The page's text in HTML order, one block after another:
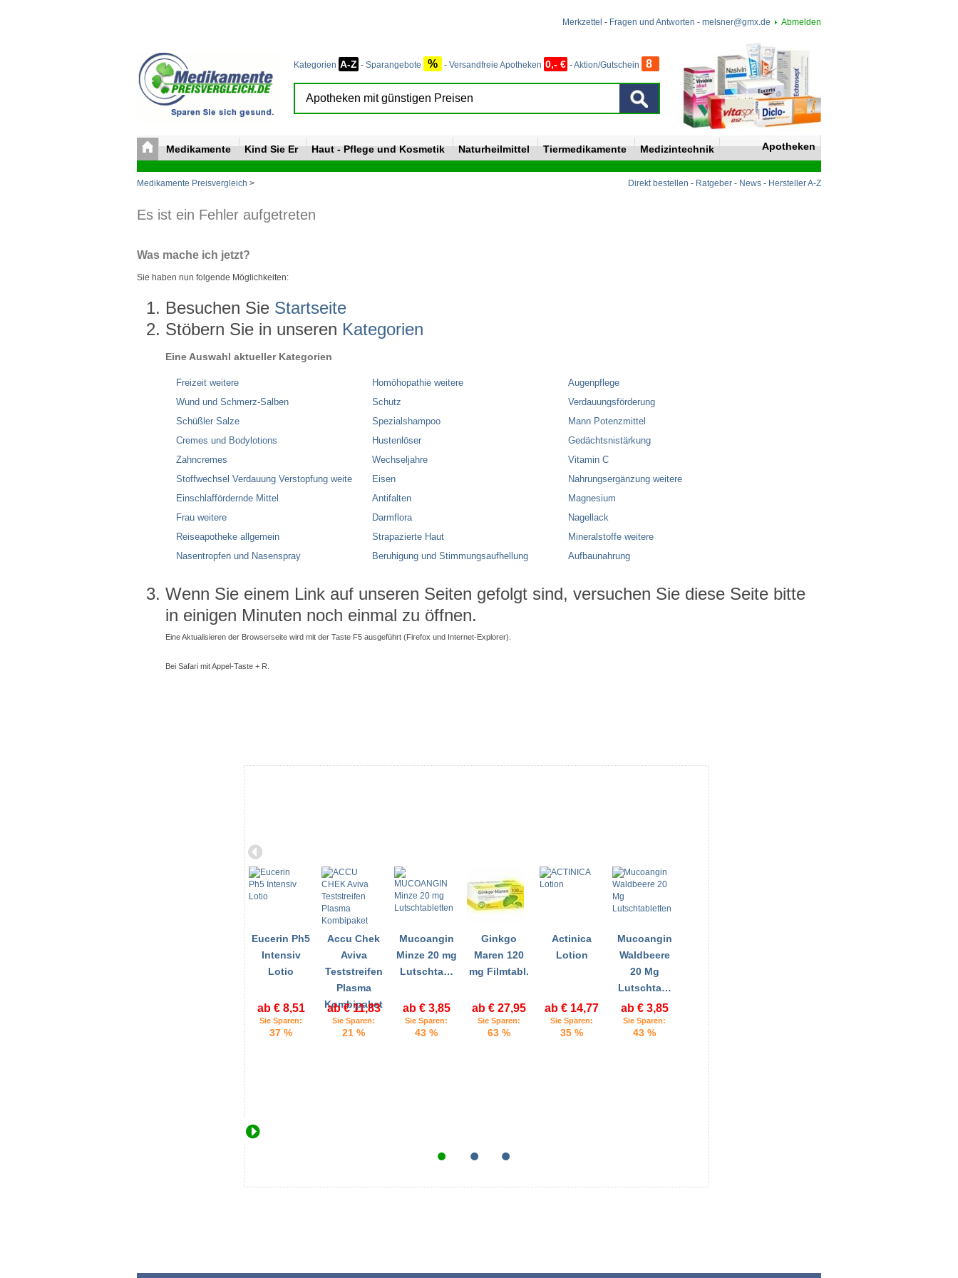
Merkzettel - Fragen und Antworten - melsner@gmx.de Abmelden
Kategorien A-Z - Sparangebote % - Versandfreie Apotheken 0,- € -Aktion/Gutschein 8
Medikamente Kind Sie Er Haut - Pflege und Kosmetik Naturheilmittel Tiermedikamente Medizintechnik Apotheken
Medikamente Preisvergleich > Direkt bestellen - Ratgeber - News - Hersteller A-Z
Es ist ein Fehler aufgetreten
Was mache ich jetzt?
Sie haben nun folgende Möglichkeiten:
Besuchen Sie Startseite
Stöbern Sie in unseren Kategorien
Eine Auswahl aktueller Kategorien
Freizeit weitere
Wund und Schmerz-Salben
Schüßler Salze
Cremes und Bodylotions
Zahncremes
Stoffwechsel Verdauung Verstopfung weite
Einschlaffördernde Mittel
Frau weitere
Reiseapotheke allgemein
Nasentropfen und Nasenspray
Homöhopathie weitere
Schutz
Spezialshampoo
Hustenlöser
Wechseljahre
Eisen
Antifalten
Darmflora
Strapazierte Haut
Beruhigung und Stimmungsaufhellung
Augenpflege
Verdauungsförderung
Mann Potenzmittel
Gedächtsnistärkung
Vitamin C
Nahrungsergänzung weitere
Magnesium
Nagellack
Mineralstoffe weitere
Aufbaunahrung
Wenn Sie einem Link auf unseren Seiten gefolgt sind, versuchen Sie diese Seite bitte
in einigen Minuten noch einmal zu öffnen.
Eine Aktualisieren der Browserseite wird mit der Taste F5 ausgeführt (Firefox und Internet-Explorer).
Bei Safari mit Appel-Taste + R.
Eucerin Ph5
Intensiv
Lotio
ab € 8,51
Sie Sparen:
37 %
Accu Chek
Aviva
Teststreifen
Plasma
Kombipaket
ab € 11,83
Sie Sparen:
21 %
Mucoangin
Minze 20 mg
Lutschta…
ab € 3,85
Sie Sparen:
43 %
Ginkgo
Maren 120
mg Filmtabl.
ab € 27,95
Sie Sparen:
63 %
Actinica
Lotion
ab € 14,77
Sie Sparen:
35 %
Mucoangin
Waldbeere
20 Mg
Lutschta…
ab € 3,85
Sie Sparen:
43 %
• • •